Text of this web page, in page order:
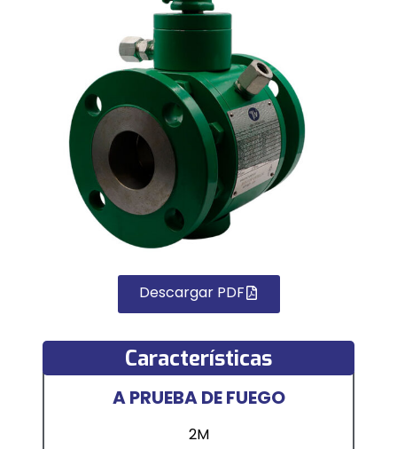
Descargar PDF
Características
A PRUEBA DE FUEGO
2M